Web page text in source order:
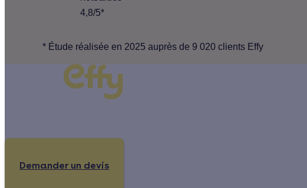
4,8/5*
* Étude réalisée en 2025 auprès de 9 020 clients Effy
Demander un devis